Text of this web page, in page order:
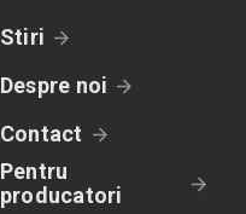
Stiri
Despre noi
Contact
Pentru
producatori